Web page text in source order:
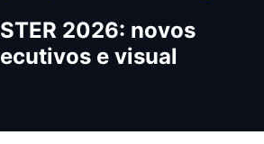
2026: novos
e visual